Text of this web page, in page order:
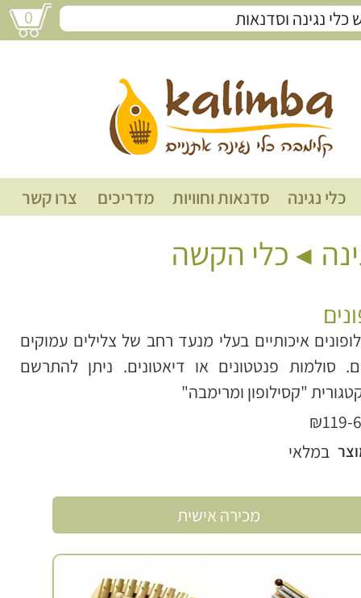
0
קסילופונים
כלי נגינה סדנאות וחוויות מדריכים צרו קשר
כלי הקשה
איכותיים בעלי מנעד רחב של צלילים עמוקים
סולמות פנטטונים או דיאטונים. ניתן להתרשם
"קסילופון ומרימבה"
₪119-
במלאי
מכירה אישית